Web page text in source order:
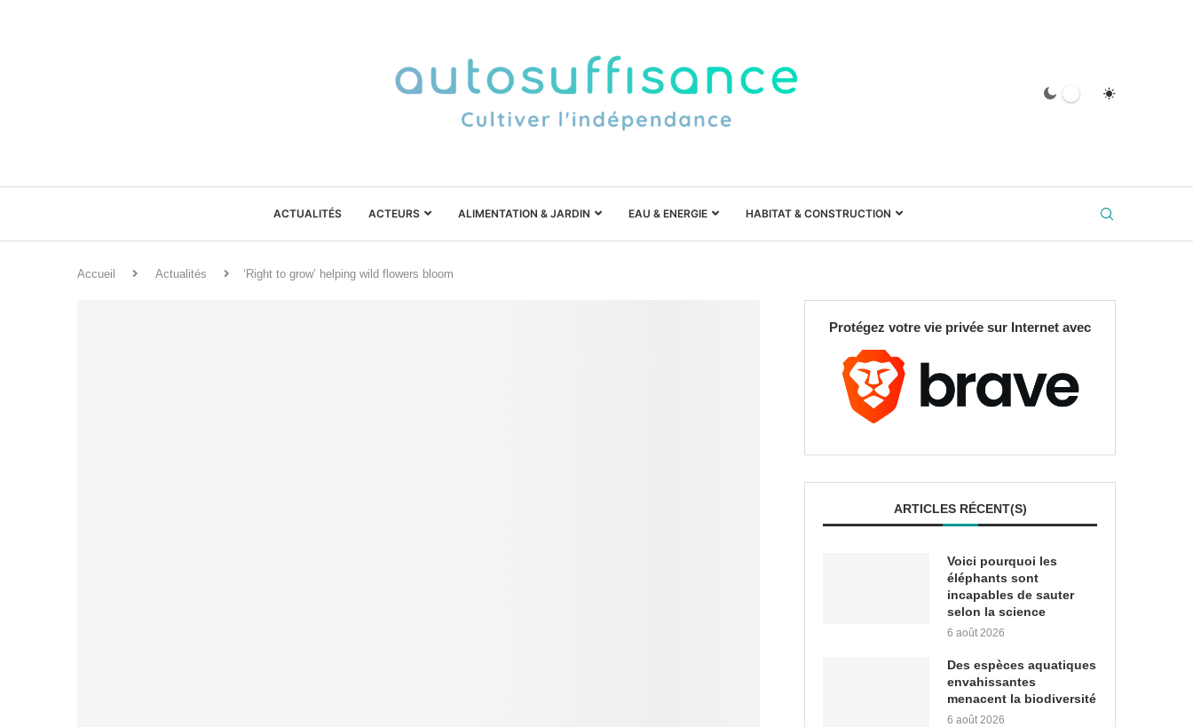
ACTUALITÉS ACTEURS ALIMENTATION & JARDIN EAU & ENERGIE HABITAT & CONSTRUCTION
Accueil Actualités ‘Right to grow’ helping wild flowers bloom
Protégez votre vie privée sur Internet avec
ARTICLES RÉCENT(S)
Voici pourquoi les
éléphants sont
incapables de sauter
selon la science
6 août 2026
Des espèces aquatiques
envahissantes
menacent la biodiversité
6 août 2026